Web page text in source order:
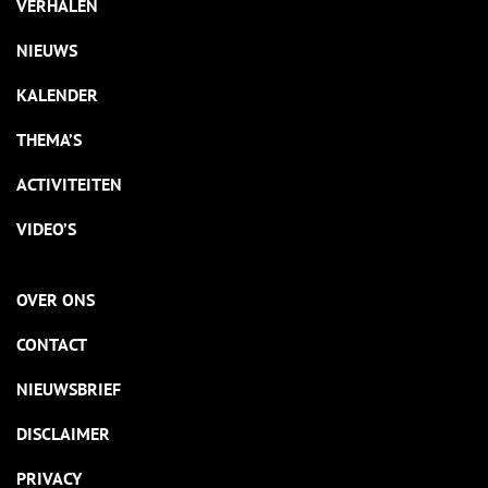
VERHALEN
NIEUWS
KALENDER
THEMA’S
ACTIVITEITEN
VIDEO’S
OVER ONS
CONTACT
NIEUWSBRIEF
DISCLAIMER
PRIVACY